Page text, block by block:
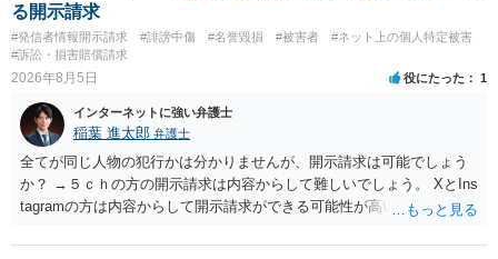
る開示請求
#発信者情報開示請求 #誹謗中傷 #名誉毀損 #被害者
#ネット上の個人特定被害
#訴訟・損害賠償請求
2026年8月5日 役にたった 1
インターネットに強い弁護士
稲葉 進太郎 弁護士
全てが同じ人物の犯行かは分かりませんが、開示請求は可能でしょう
か？ →５ｃｈの方の開示請求は内容からして難しいでしょう。 XとIns
tagramの方は内容からして開示請求ができる可能性が高いでしょう。
いでしょう。７月中にアカウントが削除されている場合、今から進め